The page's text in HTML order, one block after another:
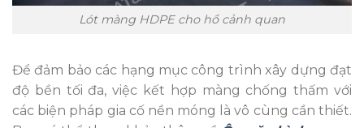
Lót màng HDPE cho hồ cảnh quan
Để đảm bảo các hạng mục công trình xây dựng đạt
độ bền tối đa, việc kết hợp màng chống thấm với
các biện pháp gia cố nền móng là vô cùng cần thiết.